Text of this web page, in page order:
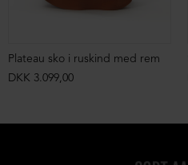
Plateau sko i ruskind med rem
DKK 3.099,00